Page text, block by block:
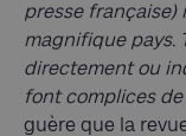
presse française)
magnifique pays.
directement ou
font complices
guère que la